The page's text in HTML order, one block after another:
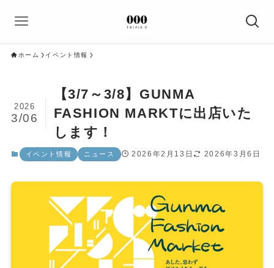
ホーム イベント情報
【3/7～3/8】GUNMA
FASHION MARKTに出店いた
します！
2026
3/06
イベント情報 ニュース 2026年2月13日 2026年3月6日